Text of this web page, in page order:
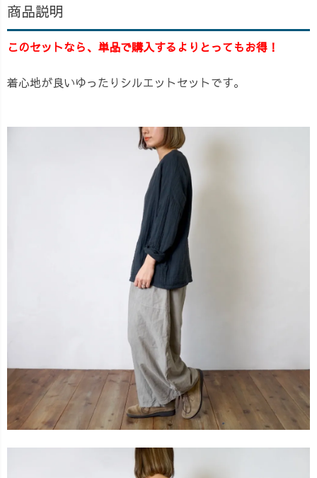
商品説明
このセットなら、単品で購入するよりとってもお得！
着心地が良いゆったりシルエットセットです。